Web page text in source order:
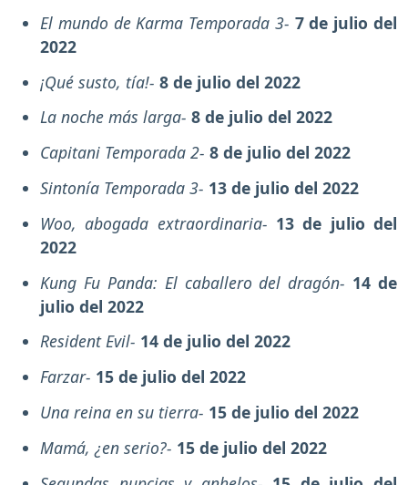
El mundo de Karma Temporada 3- 7 de julio del
2022
¡Qué susto, tía!- 8 de julio del 2022
La noche más larga- 8 de julio del 2022
Capitani Temporada 2- 8 de julio del 2022
Sintonía Temporada 3- 13 de julio del 2022
Woo, abogada extraordinaria- 13 de julio del
2022
Kung Fu Panda: El caballero del dragón- 14 de
julio del 2022
Resident Evil- 14 de julio del 2022
Farzar- 15 de julio del 2022
Una reina en su tierra- 15 de julio del 2022
Mamá, ¿en serio?- 15 de julio del 2022